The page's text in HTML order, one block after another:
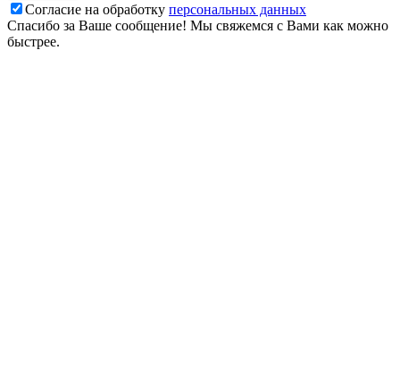
Согласие на обработку персональных данных
Спасибо за Ваше сообщение! Мы свяжемся с Вами как можно
быстрее.